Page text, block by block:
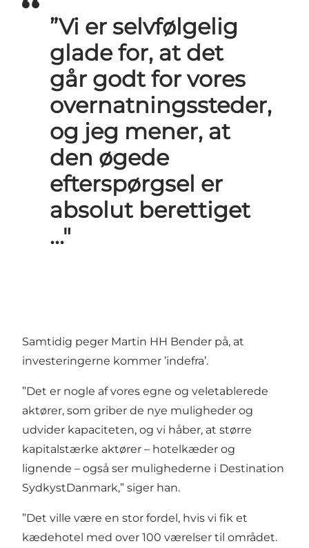
”Vi er selvfølgelig
glade for, at det
går godt for vores
overnatningssteder,
og jeg mener, at
den øgede
efterspørgsel er
absolut berettiget
..."
Samtidig peger Martin HH Bender på, at
investeringerne kommer ’indefra’.
”Det er nogle af vores egne og veletablerede
aktører, som griber de nye muligheder og
udvider kapaciteten, og vi håber, at større
kapitalstærke aktører – hotelkæder og
lignende – også ser mulighederne i Destination
SydkystDanmark,” siger han.
”Det ville være en stor fordel, hvis vi fik et
kædehotel med over 100 værelser til området.